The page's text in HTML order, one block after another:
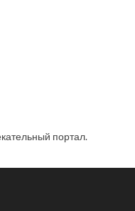
портал.